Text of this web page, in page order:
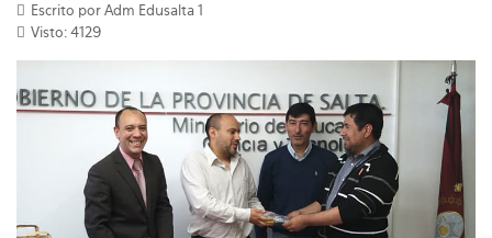
Escrito por Adm Edusalta 1
Visto: 4129